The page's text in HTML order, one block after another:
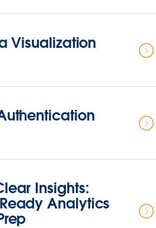
Visualization
Insights:
Analytics